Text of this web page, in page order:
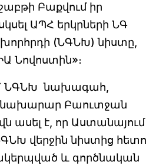
Բաքվում իր
ԱՊՀ երկրների ՆԳ
(ՆԳՆԽ) նիստը,
Նովոստին»։
՝ ՆԳՆԽ նախագահ,
Բաուտջան
ասել է, որ Աստանայում
վերջին նիստից հետո
և գործնական